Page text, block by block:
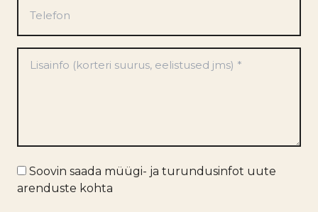
Turundusinfo
Soovin saada müügi- ja turundusinfot uute
arenduste kohta